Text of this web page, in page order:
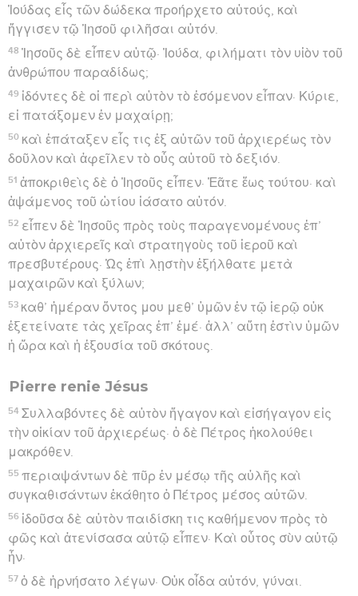
Ἰούδας εἷς τῶν δώδεκα προήρχετο αὐτούς, καὶ
ἤγγισεν τῷ Ἰησοῦ φιλῆσαι αὐτόν.
48 Ἰησοῦς δὲ εἶπεν αὐτῷ· Ἰούδα, φιλήματι τὸν υἱὸν τοῦ
ἀνθρώπου παραδίδως;
49 ἰδόντες δὲ οἱ περὶ αὐτὸν τὸ ἐσόμενον εἶπαν· Κύριε,
εἰ πατάξομεν ἐν μαχαίρῃ;
50 καὶ ἐπάταξεν εἷς τις ἐξ αὐτῶν τοῦ ἀρχιερέως τὸν
δοῦλον καὶ ἀφεῖλεν τὸ οὖς αὐτοῦ τὸ δεξιόν.
51 ἀποκριθεὶς δὲ ὁ Ἰησοῦς εἶπεν· Ἐᾶτε ἕως τούτου· καὶ
ἁψάμενος τοῦ ὠτίου ἰάσατο αὐτόν.
52 εἶπεν δὲ Ἰησοῦς πρὸς τοὺς παραγενομένους ἐπ’
αὐτὸν ἀρχιερεῖς καὶ στρατηγοὺς τοῦ ἱεροῦ καὶ
πρεσβυτέρους· Ὡς ἐπὶ λῃστὴν ἐξήλθατε μετὰ
μαχαιρῶν καὶ ξύλων;
53 καθ’ ἡμέραν ὄντος μου μεθ’ ὑμῶν ἐν τῷ ἱερῷ οὐκ
ἐξετείνατε τὰς χεῖρας ἐπ’ ἐμέ· ἀλλ’ αὕτη ἐστὶν ὑμῶν
ἡ ὥρα καὶ ἡ ἐξουσία τοῦ σκότους.
Pierre renie Jésus
54 Συλλαβόντες δὲ αὐτὸν ἤγαγον καὶ εἰσήγαγον εἰς
τὴν οἰκίαν τοῦ ἀρχιερέως· ὁ δὲ Πέτρος ἠκολούθει
μακρόθεν.
55 περιαψάντων δὲ πῦρ ἐν μέσῳ τῆς αὐλῆς καὶ
συγκαθισάντων ἐκάθητο ὁ Πέτρος μέσος αὐτῶν.
56 ἰδοῦσα δὲ αὐτὸν παιδίσκη τις καθήμενον πρὸς τὸ
φῶς καὶ ἀτενίσασα αὐτῷ εἶπεν· Καὶ οὗτος σὺν αὐτῷ
ἦν·
57 ὁ δὲ ἠρνήσατο λέγων· Οὐκ οἶδα αὐτόν, γύναι.